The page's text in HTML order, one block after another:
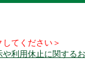
てください＞
利用休止に関する